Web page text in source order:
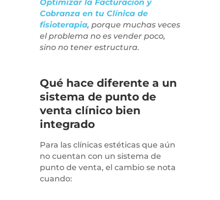
Optimizar la Facturación y
Cobranza en tu Clínica de
fisioterapia, porque muchas veces
el problema no es vender poco,
sino no tener estructura.
Qué hace diferente a un
sistema de punto de
venta clínico bien
integrado
Para las clínicas estéticas que aún
no cuentan con un sistema de
punto de venta, el cambio se nota
cuando: